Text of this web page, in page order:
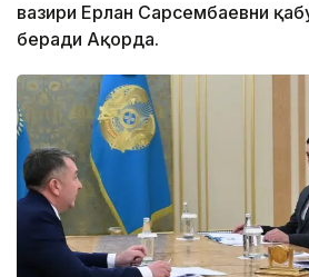
вазири Ерлан Сарсембаевни
беради Ақорда.